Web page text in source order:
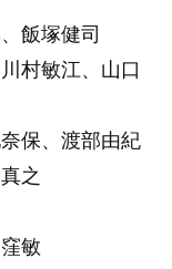
飯塚健司
村敏江、山口
保、渡部由紀
之
敏